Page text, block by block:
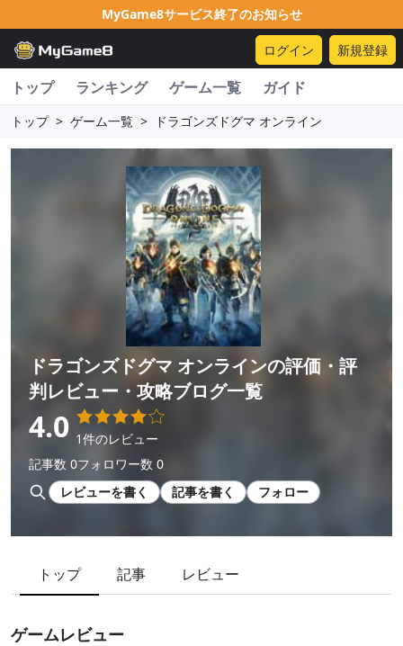
MyGame8サービス終了のお知らせ
ログイン 新規登録
トップ ランキング ゲーム一覧 ガイド
トップ > ゲーム一覧 > ドラゴンズドグマ オンライン
ドラゴンズドグマ オンラインの評価・評
判レビュー・攻略ブログ一覧
4.0 1件のレビュー
記事数 0フォロワー数 0
レビューを書く
記事を書く フォロー
トップ 記事 レビュー
ゲームレビュー